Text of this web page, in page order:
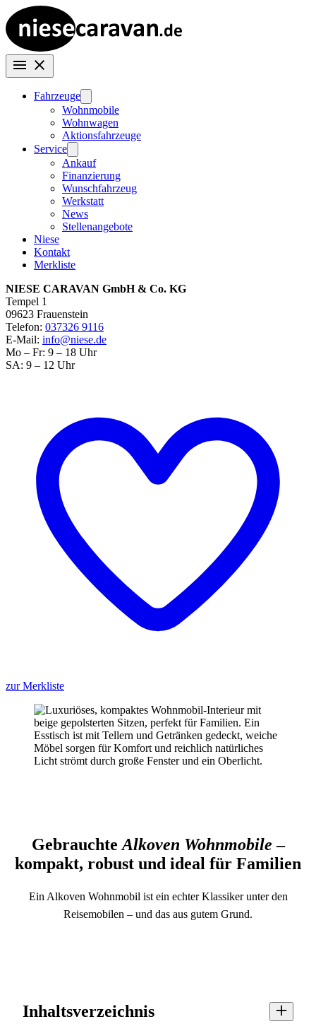
Fahrzeuge
Wohnmobile
Wohnwagen
Aktionsfahrzeuge
Service
Ankauf
Finanzierung
Wunschfahrzeug
Werkstatt
News
Stellenangebote
Niese
Kontakt
Merkliste
NIESE CARAVAN GmbH & Co. KG
Tempel 1
09623 Frauenstein
Telefon: 037326 9116
E-Mail: info@niese.de
Mo – Fr: 9 – 18 Uhr
SA: 9 – 12 Uhr
zur Merkliste
Gebrauchte Alkoven Wohnmobile –
kompakt, robust und ideal für Familien
Ein Alkoven Wohnmobil ist ein echter Klassiker unter den
Reisemobilen – und das aus gutem Grund.
Inhaltsverzeichnis